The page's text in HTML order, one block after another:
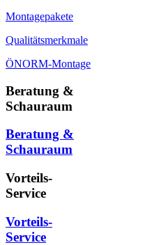
Montagepakete
Qualitätsmerkmale
ÖNORM-Montage
Beratung &
Schauraum
Beratung &
Schauraum
Vorteils-
Service
Vorteils-
Service